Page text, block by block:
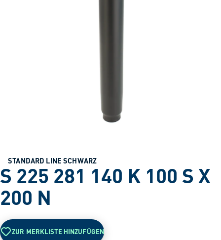
STANDARD LINE SCHWARZ
S 225 281 140 K 100 S X
200 N
ZUR MERKLISTE HINZUFÜGEN